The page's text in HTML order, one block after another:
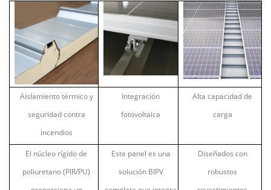
Aislamiento térmico y
seguridad contra
incendios
Integración
fotovoltaica
Alta capacidad de
carga
El núcleo rígido de
poliuretano (PIR/PU)
Este panel es una
solución BIPV
Diseñados con
robustos